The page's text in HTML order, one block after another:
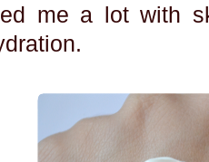
me a lot with